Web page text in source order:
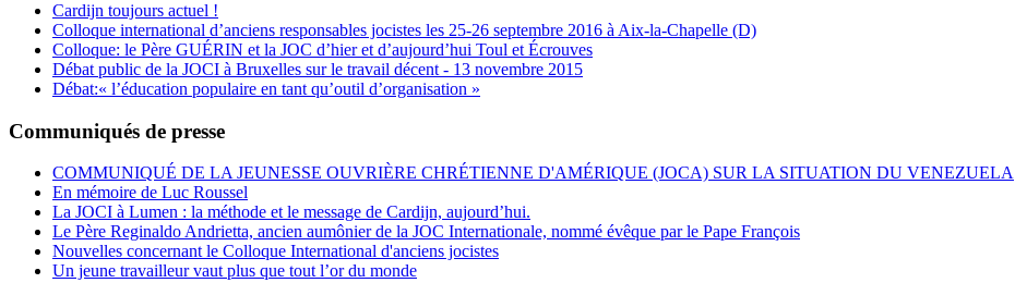
Cardijn toujours actuel !
Colloque international d’anciens responsables jocistes les 25-26 septembre 2016 à Aix-la-Chapelle (D)
Colloque: le Père GUÉRIN et la JOC d’hier et d’aujourd’hui Toul et Écrouves
Débat public de la JOCI à Bruxelles sur le travail décent - 13 novembre 2015
Débat:« l’éducation populaire en tant qu’outil d’organisation »
Communiqués de presse
COMMUNIQUÉ DE LA JEUNESSE OUVRIÈRE CHRÉTIENNE D'AMÉRIQUE (JOCA) SUR LA SITUATION DU VENEZUELA
En mémoire de Luc Roussel
La JOCI à Lumen : la méthode et le message de Cardijn, aujourd’hui.
Le Père Reginaldo Andrietta, ancien aumônier de la JOC Internationale, nommé évêque par le Pape François
Nouvelles concernant le Colloque International d'anciens jocistes
Un jeune travailleur vaut plus que tout l’or du monde